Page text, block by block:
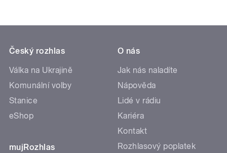
Český rozhlas
Válka na Ukrajině
Komunální volby
Stanice
eShop
mujRozhlas
O nás
Jak nás naladíte
Nápověda
Lidé v rádiu
Kariéra
Kontakt
Rozhlasový poplatek